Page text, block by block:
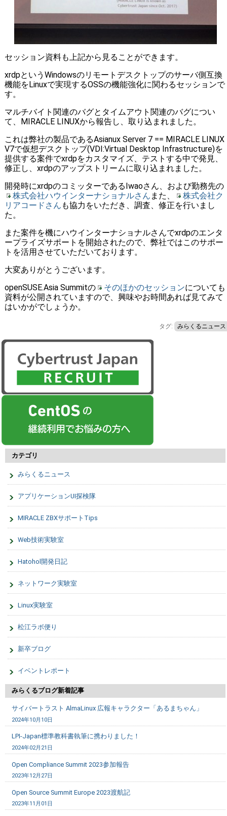
セッション資料も上記から見ることができます。
xrdpというWindowsのリモートデスクトップのサーバ側互換
機能をLinuxで実現するOSSの機能強化に関わるセッションで
す。
マルチバイト関連のバグとタイムアウト関連のバグについ
て、MIRACLE LINUXから報告し、取り込まれました。
これは弊社の製品であるAsianux Server 7 == MIRACLE LINUX
V7で仮想デスクトップ(VDI:Virtual Desktop Infrastructure)を
提供する案件でxrdpをカスタマイズ、テストする中で発見、
修正し、xrdpのアップストリームに取り込まれました。
開発時にxrdpのコミッターであるIwaoさん、および勤務先の
株式会社ハウインターナショナルさん また、
株式会社ク
リアコードさん も協力をいただき、調査、修正を行いまし
た。
また案件を機にハウインターナショナルさんでxrdpのエンタ
ープライズサポートを開始されたので、弊社ではこのサポー
トを活用させていただいております。
大変ありがとうございます。
openSUSE.Asia Summitの
そのほかのセッションについても
資料が公開されていますので、興味やお時間あれば見てみて
はいかがでしょうか。
タグ: みらくるニュース
カテゴリ
みらくるニュース
アプリケーションUI探検隊
MIRACLE ZBXサポートTips
Web技術実験室
Hatohol開発日記
ネットワーク実験室
Linux実験室
松江ラボ便り
新卒ブログ
イベントレポート
みらくるブログ新着記事
サイバートラスト AlmaLinux 広報キャラクター「あるまちゃん」
2024年10月10日
LPI-Japan標準教科書執筆に携わりました！
2024年02月21日
Open Compliance Summit 2023参加報告
2023年12月27日
Open Source Summit Europe 2023渡航記
2023年11月01日